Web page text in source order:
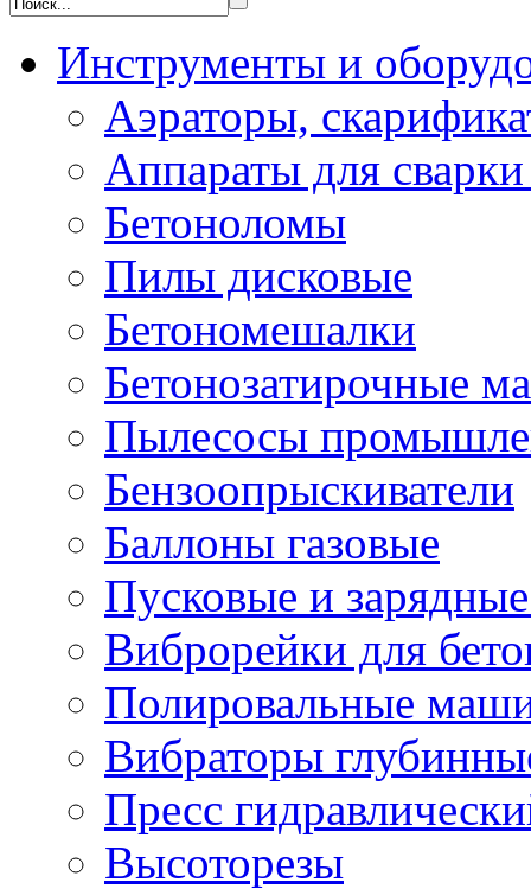
Инструменты и
Аэраторы,
Аппараты для
Бетоноломы
Пилы дисковые
Бетономешалки
Бетонозатирочные
Пылесосы
Бензоопрыскиватели
Баллоны газовые
Пусковые и
Виброрейки для
Полировальные
Вибраторы
Пресс
Высоторезы